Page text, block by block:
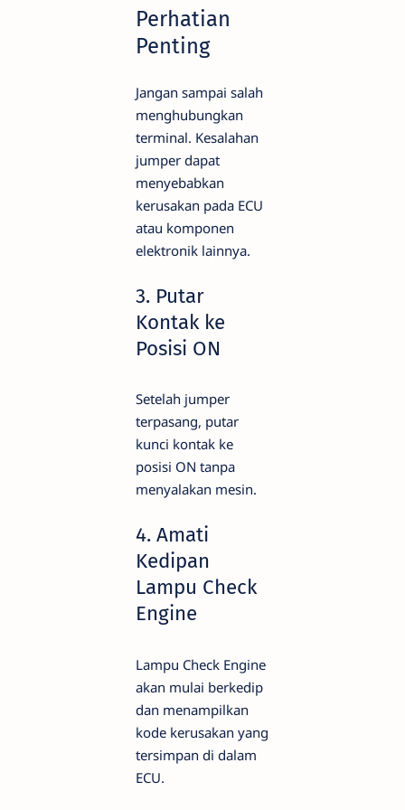
Perhatian
Penting
Jangan sampai salah
menghubungkan
terminal. Kesalahan
jumper dapat
menyebabkan
kerusakan pada ECU
atau komponen
elektronik lainnya.
3. Putar
Kontak ke
Posisi ON
Setelah jumper
terpasang, putar
kunci kontak ke
posisi ON tanpa
menyalakan mesin.
4. Amati
Kedipan
Lampu Check
Engine
Lampu Check Engine
akan mulai berkedip
dan menampilkan
kode kerusakan yang
tersimpan di dalam
ECU.